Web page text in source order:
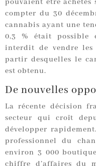
pouvaient être achetés
compter du 30
cannabis ayant une
0,3 % était possible
interdit de vendre les
partir desquelles le
est obtenu.
De nouvelles
La récente décision
secteur qui croît
développer
professionnel du
environ 3 000